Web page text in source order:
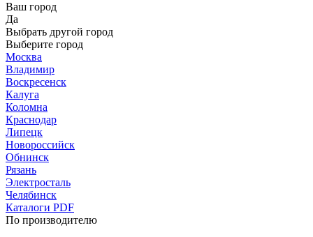
Ваш город
Да
Выбрать другой город
Выберите город
Москва
Владимир
Воскресенск
Калуга
Коломна
Краснодар
Липецк
Новороссийск
Обнинск
Рязань
Электросталь
Челябинск
Каталоги PDF
По производителю